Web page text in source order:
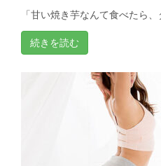
「甘い焼き芋なんて食べたら、
続きを読む